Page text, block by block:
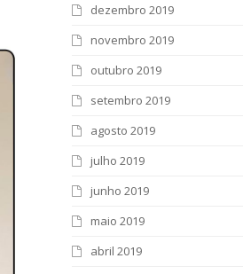
dezembro 2019
novembro 2019
outubro 2019
setembro 2019
agosto 2019
julho 2019
junho 2019
maio 2019
abril 2019